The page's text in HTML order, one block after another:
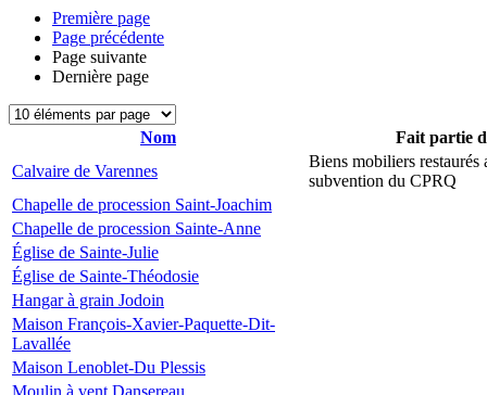
Première page
Page précédente
Page suivante
Dernière page
Nom
Fait partie
Calvaire de Varennes
Biens mobiliers restaurés
subvention du CPRQ
Chapelle de procession Saint-Joachim
Chapelle de procession Sainte-Anne
Église de Sainte-Julie
Église de Sainte-Théodosie
Hangar à grain Jodoin
Maison François-Xavier-Paquette-Dit-
Lavallée
Maison Lenoblet-Du Plessis
Moulin à vent Dansereau